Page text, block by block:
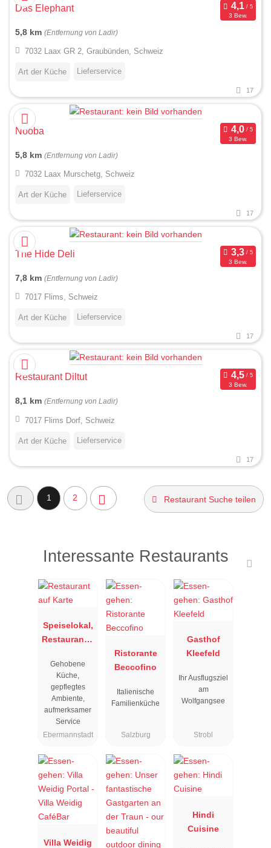
Das Elephant
3 Bew.
5,8 km (Entfernung von Ladir)
7032 Laax GR 2, Graubünden, Schweiz
Art der Küche Lieferservice
17
Nooba
3 Bew.
5,8 km (Entfernung von Ladir)
7032 Laax Murschetg, Schweiz
Art der Küche Lieferservice
17
The Hide Deli
3 Bew.
7,8 km (Entfernung von Ladir)
7017 Flims, Schweiz
Art der Küche Lieferservice
17
Restaurant Diltut
3 Bew.
8,1 km (Entfernung von Ladir)
7017 Flims Dorf, Schweiz
Art der Küche Lieferservice
17
1 2 Restaurant Suche teilen
Interessante Restaurants
Speiselokal,
Restaurant "
"
Gehobene
Küche,
gepflegtes
Ambiente,
aufmerksamer
Service
Ebermannstadt
Ristorante
Beccofino
Italienische
Familienküche
Salzburg
Gasthof
Kleefeld
Ihr Ausflugsziel
am
Wolfgangsee
Strobl
Villa Weidig
Hindi
Cuisine